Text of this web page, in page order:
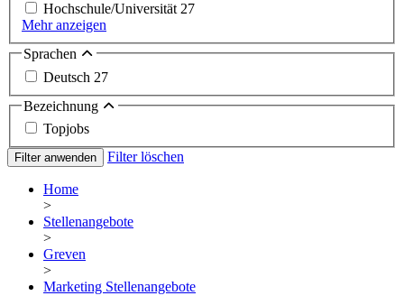
Hochschule/Universität 27
Mehr anzeigen
Sprachen
Deutsch 27
Bezeichnung
Topjobs
Filter anwenden Filter löschen
Home
>
Stellenangebote
>
Greven
>
Marketing Stellenangebote